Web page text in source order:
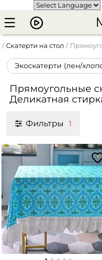
Скатерти на стол
Экоскатерти (лен/
Прямоугольные
Деликатная
Фильтры 1